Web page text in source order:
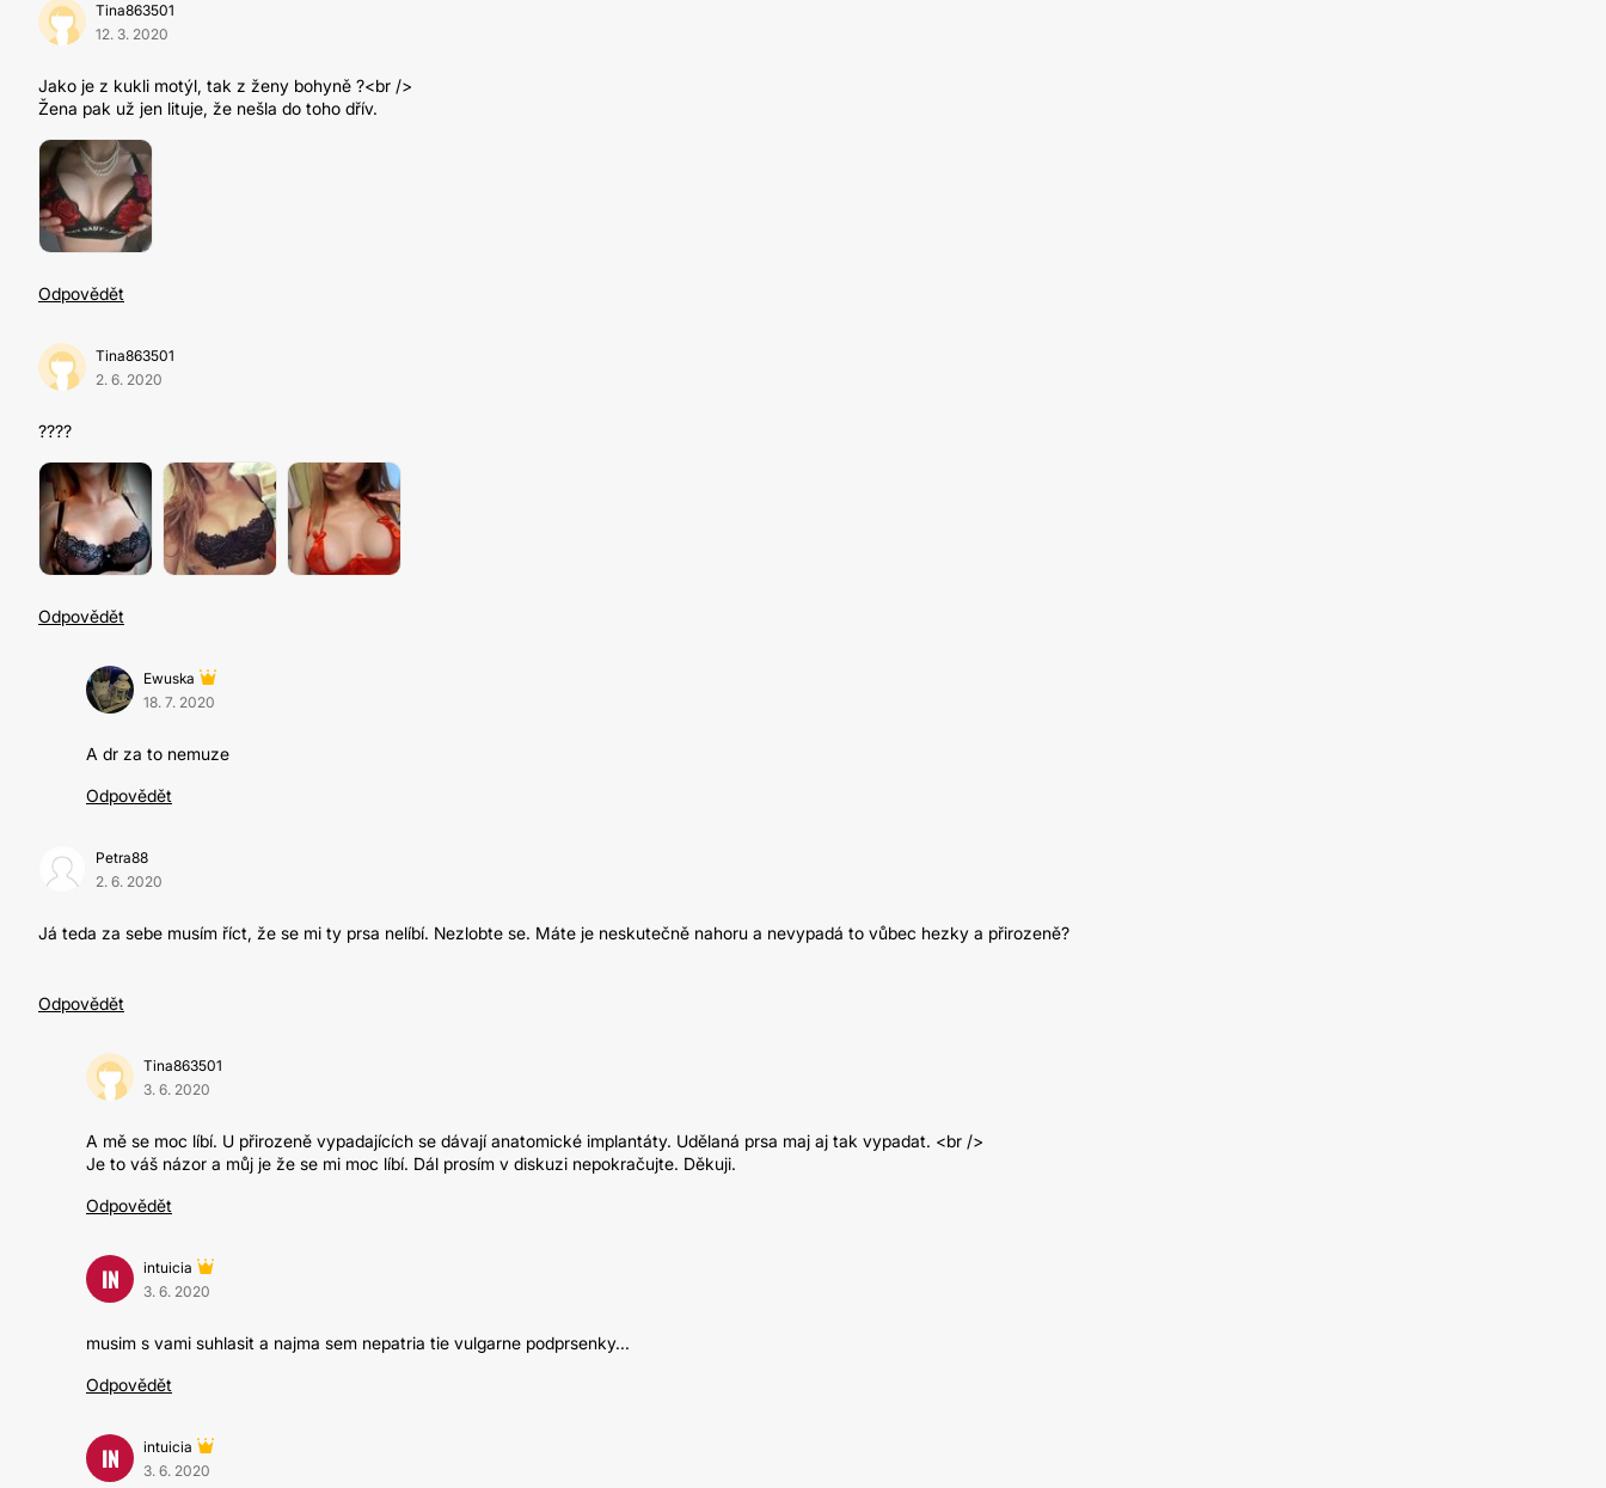
Tina863501
12. 3. 2020
Jako je z kukli motýl, tak z ženy bohyně ?<br />
Žena pak už jen lituje, že nešla do toho dřív.
Odpovědět
Tina863501
2. 6. 2020
????
Odpovědět
Ewuska
18. 7. 2020
A dr za to nemuze
Odpovědět
Petra88
2. 6. 2020
Já teda za sebe musím říct, že se mi ty prsa nelíbí. Nezlobte se. Máte je neskutečně nahoru a nevypadá to vůbec hezky a přirozeně?
Odpovědět
Tina863501
3. 6. 2020
A mě se moc líbí. U přirozeně vypadajících se dávají anatomické implantáty. Udělaná prsa maj aj tak vypadat. <br />
Je to váš názor a můj je že se mi moc líbí. Dál prosím v diskuzi nepokračujte. Děkuji.
Odpovědět
IN
intuicia
3. 6. 2020
musim s vami suhlasit a najma sem nepatria tie vulgarne podprsenky...
Odpovědět
IN
intuicia
3. 6. 2020